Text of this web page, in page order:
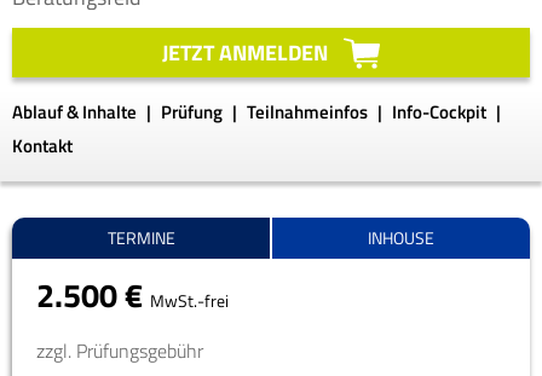
JETZT ANMELDEN
Ablauf & Inhalte Prüfung Teilnahmeinfos
Info-Cockpit
Kontakt
TERMINE INHOUSE
2.500 € MwSt.-frei
zzgl. Prüfungsgebühr